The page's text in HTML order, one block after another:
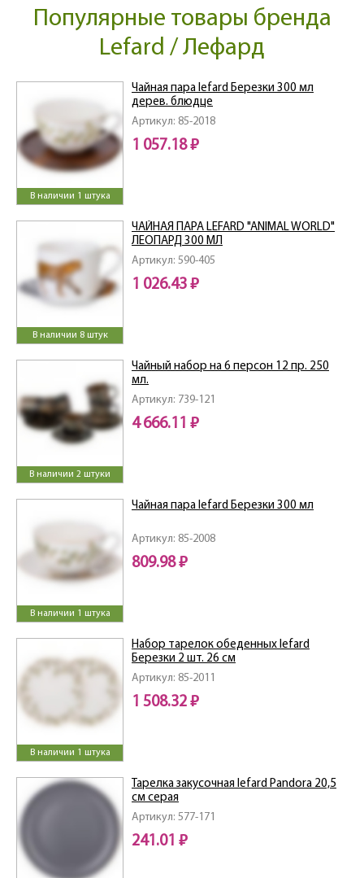
Популярные товары бренда
Lefard / Лефард
В наличии 1 штука
Артикул: 85-2018
Чайная пара lefard Березки 300 мл
дерев. блюдце
1 057.18 ₽
В наличии 8 штук
Артикул: 590-405
ЧАЙНАЯ ПАРА LEFARD "ANIMAL WORLD"
ЛЕОПАРД 300 МЛ
1 026.43 ₽
В наличии 2 штуки
Артикул: 739-121
Чайный набор на 6 персон 12 пр. 250
мл.
4 666.11 ₽
В наличии 1 штука
Артикул: 85-2008
Чайная пара lefard Березки 300 мл
809.98 ₽
В наличии 1 штука
Артикул: 85-2011
Набор тарелок обеденных lefard
Березки 2 шт. 26 см
1 508.32 ₽
Артикул: 577-171
Тарелка закусочная lefard Pandora 20,5
см серая
241.01 ₽